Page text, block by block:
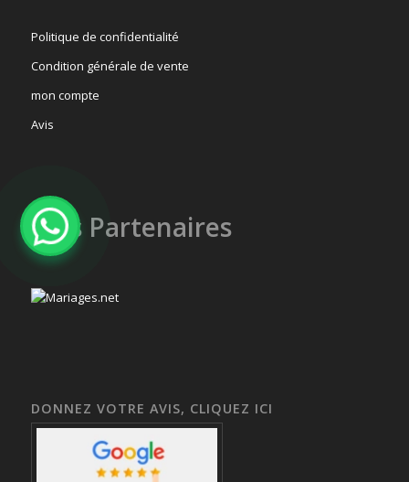
Politique de confidentialité
Condition générale de vente
mon compte
Avis
Mes Partenaires
DONNEZ VOTRE AVIS, CLIQUEZ ICI